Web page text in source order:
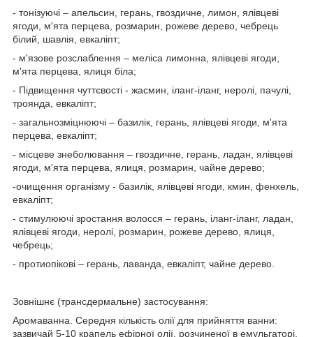
- тонізуючі – апельсин, герань, гвоздичне, лимон, ялівцеві
ягоди, м'ята перцева, розмарин, рожеве дерево, чебрець
білий, шавлія, евкаліпт;
- м'язове розслаблення – меліса лимонна, ялівцеві ягоди,
м'ята перцева, ялиця біла;
- Підвищення чуттєвості - жасмин, іланг-іланг, неролі, пачулі,
троянда, евкаліпт;
- загальнозміцнюючі – базилік, герань, ялівцеві ягоди, м'ята
перцева, евкаліпт;
- місцеве знеболювання – гвоздичне, герань, ладан, ялівцеві
ягоди, м'ята перцева, ялиця, розмарин, чайне дерево;
-очищення організму - базилік, ялівцеві ягоди, кмин, фенхель,
евкаліпт;
- стимулюючі зростання волосся – герань, іланг-іланг, ладан,
ялівцеві ягоди, неролі, розмарин, рожеве дерево, ялиця,
чебрець;
- протиопікові – герань, лаванда, евкаліпт, чайне дерево.
Зовнішнє (трансдермальне) застосування:
Аромаванна. Середня кількість олії для прийняття ванни:
зазвичай 5-10 крапель ефірної олії, розчиненої в емульгаторі,